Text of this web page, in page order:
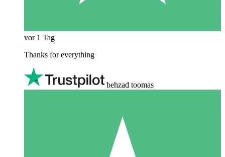
vor 1 Tag
Thanks for everything
behzad toomas